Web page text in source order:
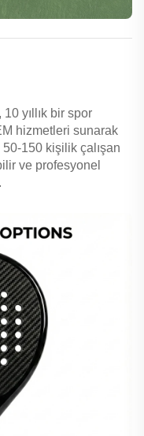
yıllık bir spor
hizmetleri sunarak
150 kişilik çalışan
ve profesyonel